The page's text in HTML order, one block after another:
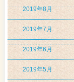
2019年8月
2019年7月
2019年6月
2019年5月